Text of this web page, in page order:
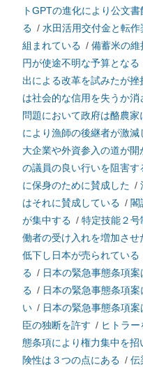
トGPTの進化により公文
る / 水田活用交付金と転
組まれている / 備蓄米の
円が使途不明な予算となる
出による改革を試みたが挫
は社会的な信用を失うか
問題において政府は酪農
により漁師の後継者が激減
大企業や外資参入の道が開
の議員の良い行いを阻害す
に保身のために賛成した /
はそれに賛成している / 閣
が集中する / 特定技能２
働者の受け入れを増加させ
低下し日本が売られている
る / 日本の緊急事態条項
る / 日本の緊急事態条項
い / 日本の緊急事態条項
臣の独断を許す / ヒトラ
態条項により権力集中を招
険性は３つの点にある / 伝